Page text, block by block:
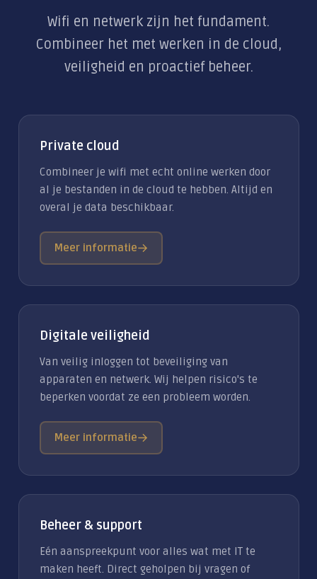
Wifi en netwerk zijn het fundament.
Combineer het met werken in de cloud,
veiligheid en proactief beheer.
Private cloud
Combineer je wifi met echt online werken door
al je bestanden in de cloud te hebben. Altijd en
overal je data beschikbaar.
Meer informatie
Digitale veiligheid
Van veilig inloggen tot beveiliging van
apparaten en netwerk. Wij helpen risico's te
beperken voordat ze een probleem worden.
Meer informatie
Beheer & support
Eén aanspreekpunt voor alles wat met IT te
maken heeft. Direct geholpen bij vragen of